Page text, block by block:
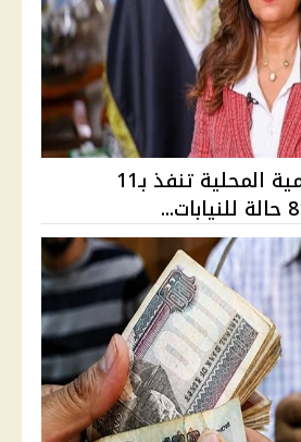
قرارات وزيرة التنمية المحلية تنفذ بـ11